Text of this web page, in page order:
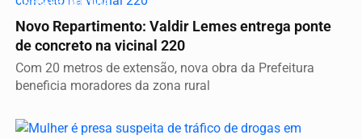
Novo Repartimento: Valdir Lemes entrega ponte
de concreto na vicinal 220
Com 20 metros de extensão, nova obra da Prefeitura
beneficia moradores da zona rural